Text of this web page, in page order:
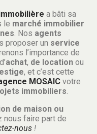
a bâti sa
le marché immobilier
. Nos agents
proposer un service
l’importance de
achat, de location ou
, et c’est cette
MOSAIC votre
immobiliers.
de maison ou
nous faire part de
nous !